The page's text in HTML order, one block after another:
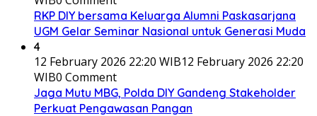
RKP DIY bersama Keluarga Alumni Paskasarjana
UGM Gelar Seminar Nasional untuk Generasi Muda
4
12 February 2026 22:20 WIB12 February 2026 22:20
WIB0 Comment
Jaga Mutu MBG, Polda DIY Gandeng Stakeholder
Perkuat Pengawasan Pangan